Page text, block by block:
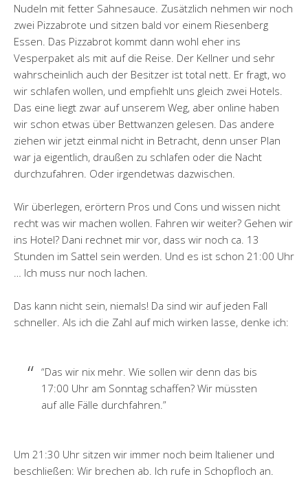
Nudeln mit fetter Sahnesauce. Zusätzlich nehmen wir noch
zwei Pizzabrote und sitzen bald vor einem Riesenberg
Essen. Das Pizzabrot kommt dann wohl eher ins
Vesperpaket als mit auf die Reise. Der Kellner und sehr
wahrscheinlich auch der Besitzer ist total nett. Er fragt, wo
wir schlafen wollen, und empfiehlt uns gleich zwei Hotels.
Das eine liegt zwar auf unserem Weg, aber online haben
wir schon etwas über Bettwanzen gelesen. Das andere
ziehen wir jetzt einmal nicht in Betracht, denn unser Plan
war ja eigentlich, draußen zu schlafen oder die Nacht
durchzufahren. Oder irgendetwas dazwischen.
Wir überlegen, erörtern Pros und Cons und wissen nicht
recht was wir machen wollen. Fahren wir weiter? Gehen wir
ins Hotel? Dani rechnet mir vor, dass wir noch ca. 13
Stunden im Sattel sein werden. Und es ist schon 21:00 Uhr
… Ich muss nur noch lachen.
Das kann nicht sein, niemals! Da sind wir auf jeden Fall
schneller. Als ich die Zahl auf mich wirken lasse, denke ich:
“Das wir nix mehr. Wie sollen wir denn das bis
17:00 Uhr am Sonntag schaffen? Wir müssten
auf alle Fälle durchfahren.”
Um 21:30 Uhr sitzen wir immer noch beim Italiener und
beschließen: Wir brechen ab. Ich rufe in Schopfloch an.